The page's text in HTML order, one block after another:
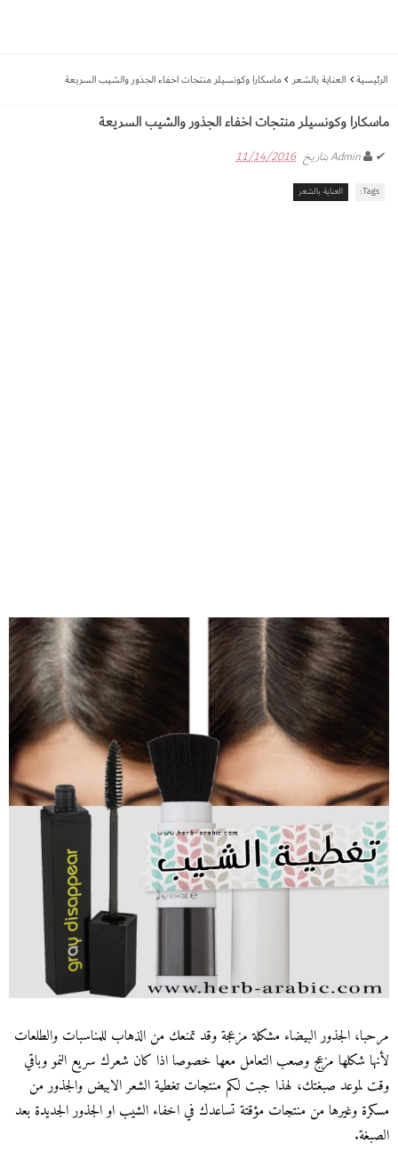
الرئيسية العناية بالشعر ماسكارا وكونسيلر منتجات اخفاء الجذور والشيب السريعة
ماسكارا وكونسيلر منتجات اخفاء الجذور والشيب السريعة
✔
Adminبتاريخ 11/14/2016
Tags: العناية بالشعر
مرحبا، الجذور البيضاء مشكلة مزعجة وقد تمنعك من الذهاب للمناسبات والطلعات
لأنها شكلها مزعج وصعب التعامل معها خصوصا اذا كان شعرك سريع النمو وباقي
وقت لموعد صبغتك، لهذا جبت لكم منتجات تغطية الشعر الابيض والجذور من
مسكرة وغيرها من منتجات مؤقتة تساعدك في اخفاء الشيب او الجذور الجديدة بعد
الصبغة.